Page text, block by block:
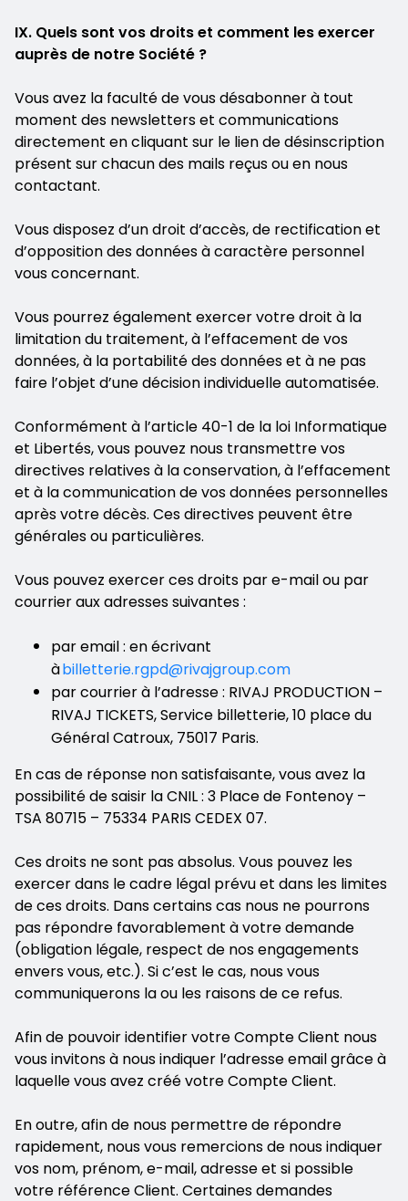
IX. Quels sont vos droits et comment les exercer
auprès de notre Société ?
Vous avez la faculté de vous désabonner à tout
moment des newsletters et communications
directement en cliquant sur le lien de désinscription
présent sur chacun des mails reçus ou en nous
contactant.
Vous disposez d’un droit d’accès, de rectification et
d’opposition des données à caractère personnel
vous concernant.
Vous pourrez également exercer votre droit à la
limitation du traitement, à l’effacement de vos
données, à la portabilité des données et à ne pas
faire l’objet d’une décision individuelle automatisée.
Conformément à l’article 40-1 de la loi Informatique
et Libertés, vous pouvez nous transmettre vos
directives relatives à la conservation, à l’effacement
et à la communication de vos données personnelles
après votre décès. Ces directives peuvent être
générales ou particulières.
Vous pouvez exercer ces droits par e-mail ou par
courrier aux adresses suivantes :
par email : en écrivant
àbilletterie.rgpd@rivajgroup.com
par courrier à l’adresse : RIVAJ PRODUCTION –
RIVAJ TICKETS, Service billetterie, 10 place du
Général Catroux, 75017 Paris.
En cas de réponse non satisfaisante, vous avez la
possibilité de saisir la CNIL : 3 Place de Fontenoy –
TSA 80715 – 75334 PARIS CEDEX 07.
Ces droits ne sont pas absolus. Vous pouvez les
exercer dans le cadre légal prévu et dans les limites
de ces droits. Dans certains cas nous ne pourrons
pas répondre favorablement à votre demande
(obligation légale, respect de nos engagements
envers vous, etc.). Si c’est le cas, nous vous
communiquerons la ou les raisons de ce refus.
Afin de pouvoir identifier votre Compte Client nous
vous invitons à nous indiquer l’adresse email grâce à
laquelle vous avez créé votre Compte Client.
En outre, afin de nous permettre de répondre
rapidement, nous vous remercions de nous indiquer
vos nom, prénom, e-mail, adresse et si possible
votre référence Client. Certaines demandes